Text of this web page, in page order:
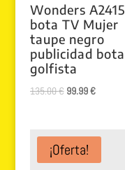
Wonders A2415
bota TV Mujer
taupe negro
publicidad bota
golfista
135.00€ El
era:
135.00 €.
99.99€El
99.99 €.
¡Oferta!